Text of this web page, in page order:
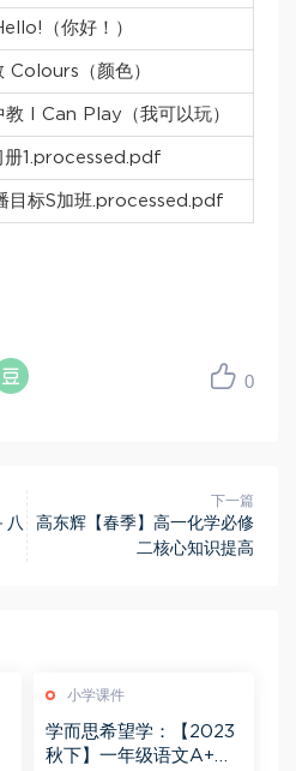
（你好！）
Colours（颜色）
I Can Play（我可以玩）
册1.processed.pdf
目标S加班.processed.pdf
0
八
下一篇
高东辉【春季】高一化学必修
二核心知识提高
小学课件
学而思希望学：【2023
秋下】一年级语文A+班